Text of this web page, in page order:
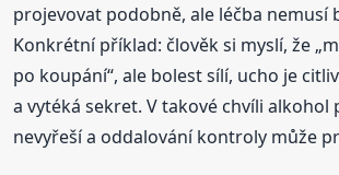
projevovat podobně, ale léčba nemusí
Konkrétní příklad: člověk si myslí, že
po koupání“, ale bolest sílí, ucho je
a vytéká sekret. V takové chvíli alkohol
nevyřeší a oddalování kontroly může